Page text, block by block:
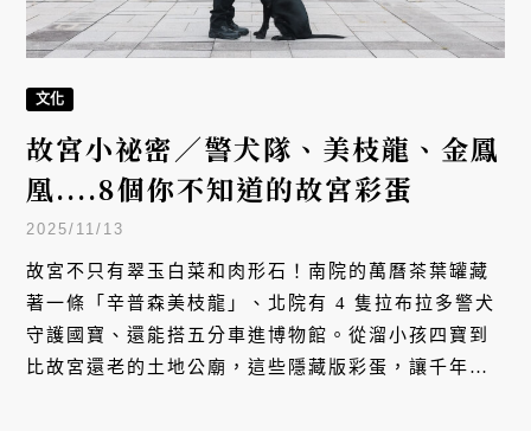
文化
故宮小祕密／警犬隊、美枝龍、金鳳
凰....8個你不知道的故宮彩蛋
2025/11/13
故宮不只有翠玉白菜和肉形石！南院的萬曆茶葉罐藏
著一條「辛普森美枝龍」、北院有 4 隻拉布拉多警犬
守護國寶、還能搭五分車進博物館。從溜小孩四寶到
比故宮還老的土地公廟，這些隱藏版彩蛋，讓千年文